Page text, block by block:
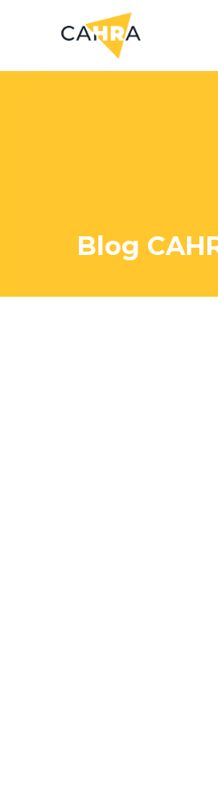
Blog